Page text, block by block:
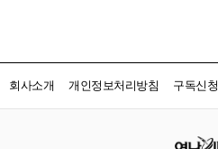
회사소개 개인정보처리방침 구독신청